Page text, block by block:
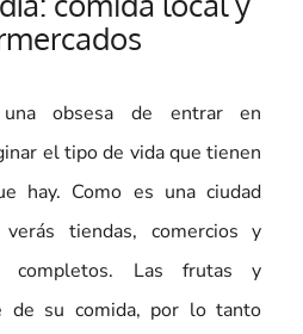
obsesa de entrar en
el tipo de vida que tienen
hay. Como es una ciudad
tiendas, comercios y
completos. Las frutas y
de su comida, por lo tanto